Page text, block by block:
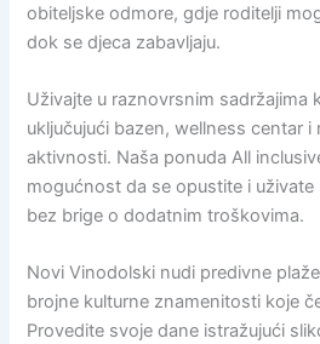
obiteljske odmore, gdje roditelji
dok se djeca zabavljaju.
Uživajte u raznovrsnim sadržajima
uključujući bazen, wellness centar
aktivnosti. Naša ponuda All
mogućnost da se opustite i uživate
bez brige o dodatnim troškovima.
Novi Vinodolski nudi predivne
brojne kulturne znamenitosti koje
Provedite svoje dane istražujući